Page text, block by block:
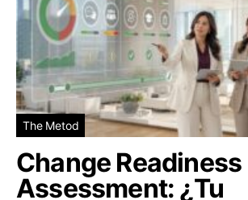
The Metod
Change Readiness
Assessment: ¿Tu